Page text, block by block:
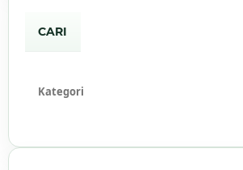
CARI
Kategori